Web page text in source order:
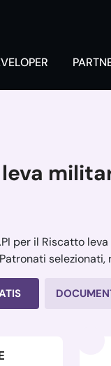
per il Riscatto